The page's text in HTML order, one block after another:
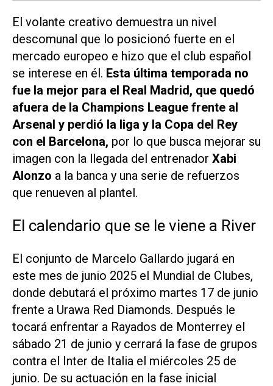
El volante creativo demuestra un nivel
descomunal que lo posicionó fuerte en el
mercado europeo e hizo que el club español
se interese en él. Esta última temporada no
fue la mejor para el Real Madrid, que quedó
afuera de la Champions League frente al
Arsenal y perdió la liga y la Copa del Rey
con el Barcelona, por lo que busca mejorar su
imagen con la llegada del entrenador Xabi
Alonzo a la banca y una serie de refuerzos
que renueven al plantel.
El calendario que se le viene a River
El conjunto de Marcelo Gallardo jugará en
este mes de junio 2025 el Mundial de Clubes,
donde debutará el próximo martes 17 de junio
frente a Urawa Red Diamonds. Después le
tocará enfrentar a Rayados de Monterrey el
sábado 21 de junio y cerrará la fase de grupos
contra el Inter de Italia el miércoles 25 de
junio. De su actuación en la fase inicial